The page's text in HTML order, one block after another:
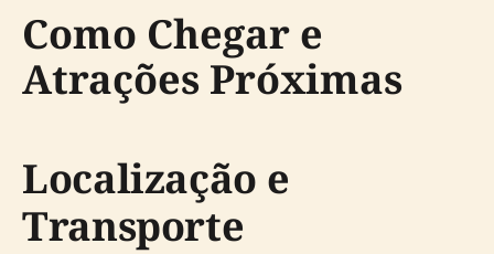
Como Chegar e
Atrações Próximas
Localização e
Transporte